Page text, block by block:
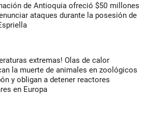
de Antioquia ofreció $50 millones
ataques durante la posesión de
extremas! Olas de calor
la muerte de animales en zoológicos
y obligan a detener reactores
en Europa